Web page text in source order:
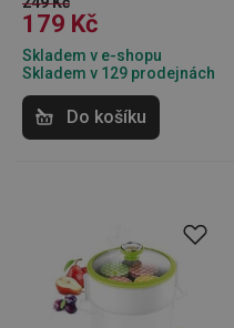
179 Kč
Skladem v e-shopu
Skladem v 129 prodejnách
Do košíku